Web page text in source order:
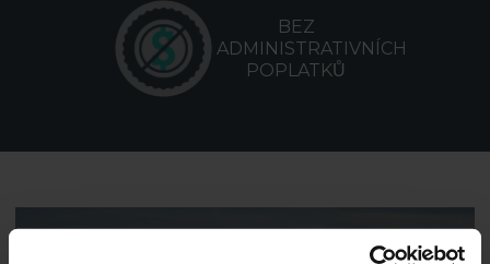
BEZ
ADMINISTRATIVNÍCH
POPLATKŮ